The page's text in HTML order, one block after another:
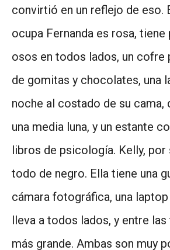
convirtió en un reflejo de eso.
ocupa Fernanda es rosa, tiene
osos en todos lados, un cofre
de gomitas y chocolates, una
noche al costado de su cama,
una media luna, y un estante
libros de psicología. Kelly, por
todo de negro. Ella tiene una
cámara fotográfica, una
lleva a todos lados, y entre
más grande. Ambas son muy